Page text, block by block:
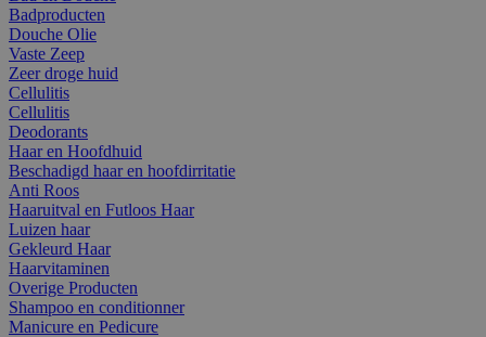
Badproducten
Douche Olie
Vaste Zeep
Zeer droge huid
Cellulitis
Cellulitis
Deodorants
Haar en Hoofdhuid
Beschadigd haar en hoofdirritatie
Anti Roos
Haaruitval en Futloos Haar
Luizen haar
Gekleurd Haar
Haarvitaminen
Overige Producten
Shampoo en conditionner
Manicure en Pedicure